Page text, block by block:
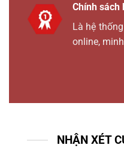
Chính sách
Là hệ
online,
NHẬN XÉT